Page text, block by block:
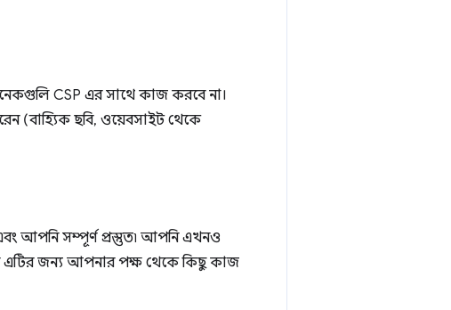
CSP এর সাথে কাজ করবে না।
(বাহ্যিক ছবি, ওয়েবসাইট থেকে
আপনি সম্পূর্ণ প্রস্তুত৷ আপনি এখনও
এটির জন্য আপনার পক্ষ থেকে কিছু কাজ